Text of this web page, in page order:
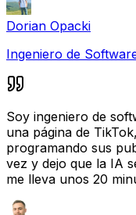
Dorian Opacki
Ingeniero de
Soy ingeniero de
una página de
programando sus
vez y dejo que la IA
me lleva unos 20